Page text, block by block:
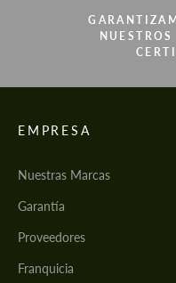
EMPRESA
Nuestras Marcas
Garantía
Proveedores
Franquicia